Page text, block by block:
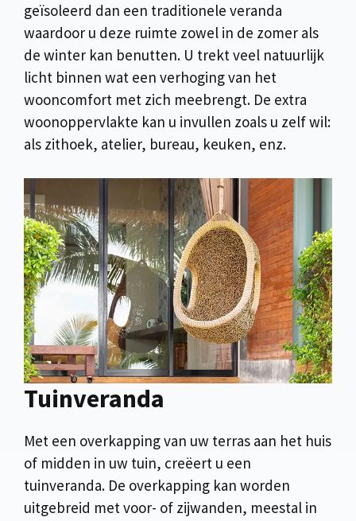
geïsoleerd dan een traditionele veranda
waardoor u deze ruimte zowel in de zomer als
de winter kan benutten. U trekt veel natuurlijk
licht binnen wat een verhoging van het
wooncomfort met zich meebrengt. De extra
woonoppervlakte kan u invullen zoals u zelf wil:
als zithoek, atelier, bureau, keuken, enz.
Tuinveranda
Met een overkapping van uw terras aan het huis
of midden in uw tuin, creëert u een
tuinveranda. De overkapping kan worden
uitgebreid met voor- of zijwanden, meestal in